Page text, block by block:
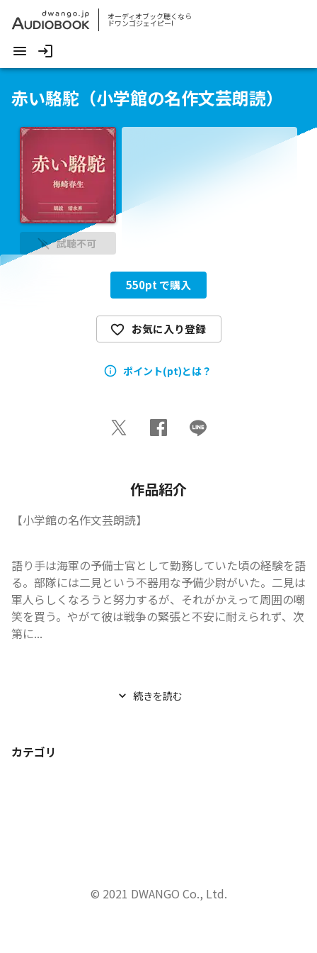
オーディオブック聴くなら
ドワンゴジェイピー!
赤い駱駝（小学館の名作文芸朗読）
試聴不可
550pt で購入
お気に入り登録
ポイント(pt)とは？
作品紹介
【小学館の名作文芸朗読】
語り手は海軍の予備士官として勤務していた頃の経験を語
る。部隊には二見という不器用な予備少尉がいた。二見は
軍人らしくなろうと努力するが、それがかえって周囲の嘲
笑を買う。やがて彼は戦争の緊張と不安に耐えられず、次
第に...
続きを読む
カテゴリ
© 2021 DWANGO Co., Ltd.